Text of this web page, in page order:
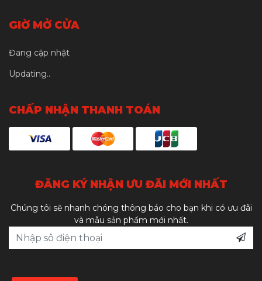
GIỜ MỞ CỬA
Đang cập nhật
Updating..
CHẤP NHẬN THANH TOÁN
ĐĂNG KÝ NHẬN ƯU ĐÃI MỚI NHẤT
Chúng tôi sẽ nhanh chóng thông báo cho bạn khi có ưu đãi
và mẫu sản phẩm mới nhất.